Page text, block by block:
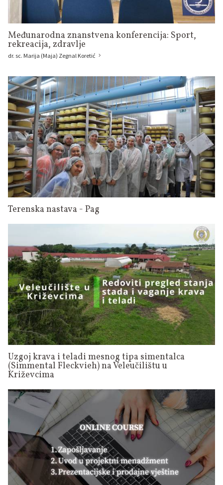
Međunarodna znanstvena konferencija: Sport,
rekreacija, zdravlje
dr. sc. Marija (Maja) Zegnal Koretić
Terenska nastava - Pag
Uzgoj krava i teladi mesnog tipa simentalca
(Simmental Fleckvieh) na Veleučilištu u
Križevcima